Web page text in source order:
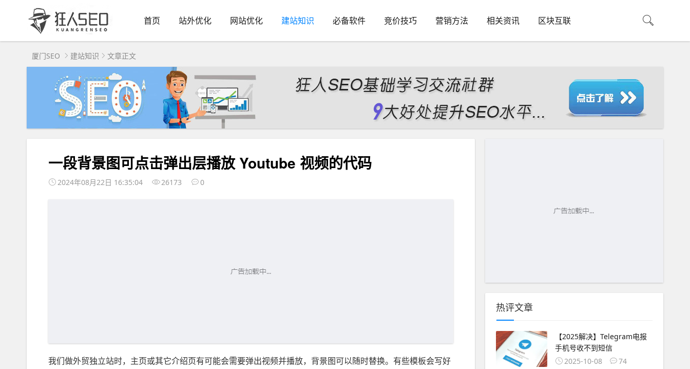
首页 站外优化 网站优化 建站知识 必备软件 竞价技巧 营销方法 相关资讯 区块互联
厦门SEO 建站知识 文章正文
一段背景图可点击弹出层播放 Youtube 视频的代码
2024年08月22日 16:35:04 26173 0
我们做外贸独立站时，主页或其它介绍页有可能会需要弹出视频并播放，背景图可以随时替换。有些模板会写好
热评文章
【2025解决】Telegram电报
手机号收不到短信
2025-10-08
74